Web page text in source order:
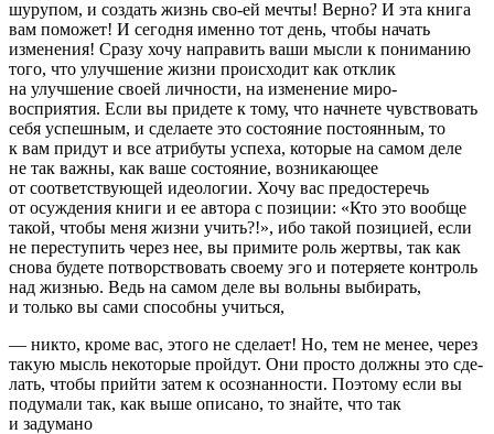
шурупом, и создать жизнь сво-ей мечты! Верно? И эта книга
вам поможет! И сегодня именно тот день, чтобы начать
изменения! Сразу хочу направить ваши мысли к пониманию
того, что улучшение жизни происходит как отклик
на улучшение своей личности, на изменение миро-
восприятия. Если вы придете к тому, что начнете чувствовать
себя успешным, и сделаете это состояние постоянным, то
к вам придут и все атрибуты успеха, которые на самом деле
не так важны, как ваше состояние, возникающее
от соответствующей идеологии. Хочу вас предостеречь
от осуждения книги и ее автора с позиции: «Кто это вообще
такой, чтобы меня жизни учить?!», ибо такой позицией, если
не переступить через нее, вы примите роль жертвы, так как
снова будете потворствовать своему эго и потеряете контроль
над жизнью. Ведь на самом деле вы вольны выбирать,
и только вы сами способны учиться,
— никто, кроме вас, этого не сделает! Но, тем не менее, через
такую мысль некоторые пройдут. Они просто должны это сде-
лать, чтобы прийти затем к осознанности. Поэтому если вы
подумали так, как выше описано, то знайте, что так
и задумано